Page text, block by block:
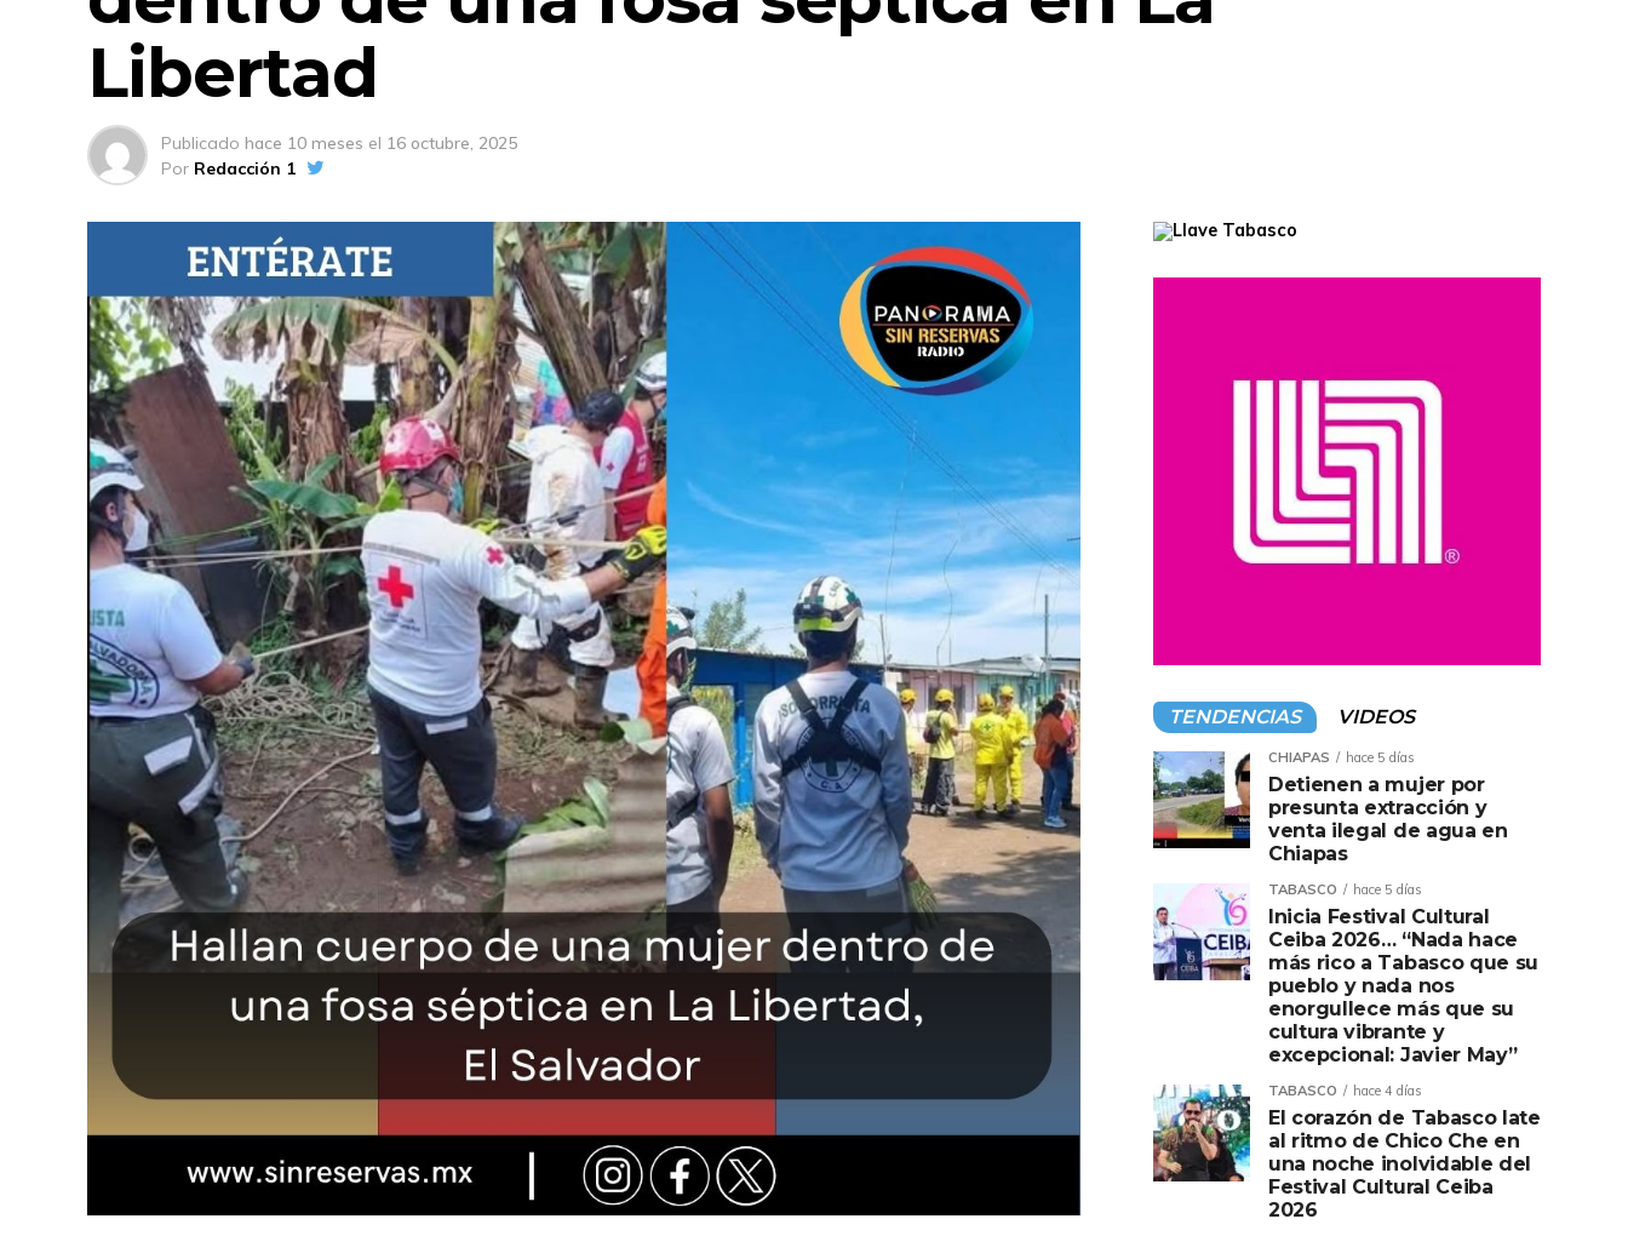
Libertad
Publicado hace 10 meses el 16 octubre, 2025
Por Redacción 1
TENDENCIAS VIDEOS
CHIAPAS hace 5 días
Detienen a mujer por
presunta extracción y
venta ilegal de agua en
Chiapas
TABASCO hace 5 días
Inicia Festival Cultural
Ceiba 2026… “Nada hace
más rico a Tabasco que su
pueblo y nada nos
enorgullece más que su
cultura vibrante y
excepcional: Javier May”
TABASCO hace 4 días
El corazón de Tabasco late
al ritmo de Chico Che en
una noche inolvidable del
Festival Cultural Ceiba
2026